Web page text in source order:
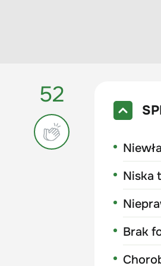
52
Niska
Brak